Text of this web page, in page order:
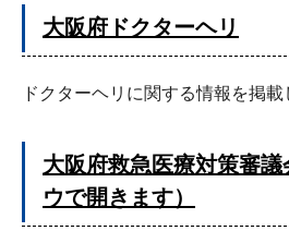
大阪府ドクターヘリ
ドクターヘリに関する情報を掲載
大阪府救急医療対策審
ウで開きます）